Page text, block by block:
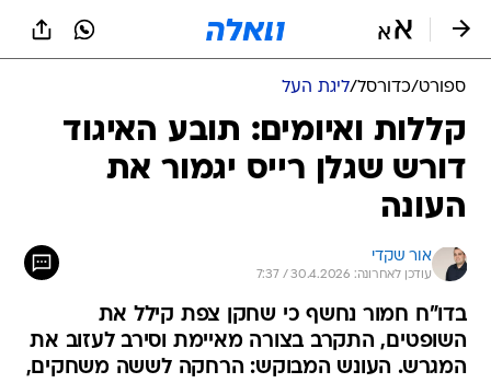
ספורט/כדורסל/ליגת העל
קללות ואיומים: תובע האיגוד
דורש שגלן רייס יגמור את
העונה
אור שקדי
עודכן לאחרונה: 30.4.2026 / 7:37
בדו"ח חמור נחשף כי שחקן צפת קילל את
השופטים, התקרב בצורה מאיימת וסירב לעזוב את
המגרש. העונש המבוקש: הרחקה לששה משחקים,